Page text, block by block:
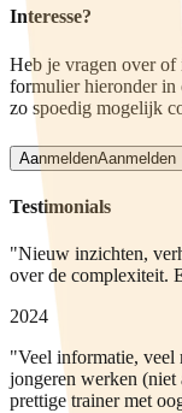
Interesse?
Heb je vragen over of
formulier hieronder in
zo spoedig mogelijk
AanmeldenAanmelden
Testimonials
"Nieuw inzichten,
over de complexiteit.
2024
"Veel informatie, veel
jongeren werken
prettige trainer met